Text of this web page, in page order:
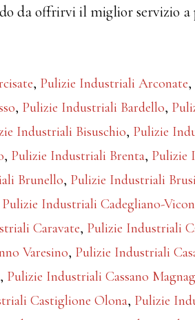
da offrirvi il miglior servizio a
, Pulizie Industriali Arconate,
, Pulizie Industriali Bardello,
Industriali Bisuschio, Pulizie
, Pulizie Industriali Brenta, Pulizie
Brunello, Pulizie Industriali
Pulizie Industriali Cadegliano-
Caravate, Pulizie Industriali
Varesino, Pulizie Industriali
, Pulizie Industriali Cassano
Castiglione Olona, Pulizie